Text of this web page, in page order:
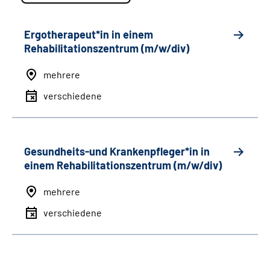
Ergotherapeut*in in einem
Rehabilitationszentrum (m/w/div)
mehrere
verschiedene
Gesundheits-und Krankenpfleger*in in
einem Rehabilitationszentrum (m/w/div)
mehrere
verschiedene